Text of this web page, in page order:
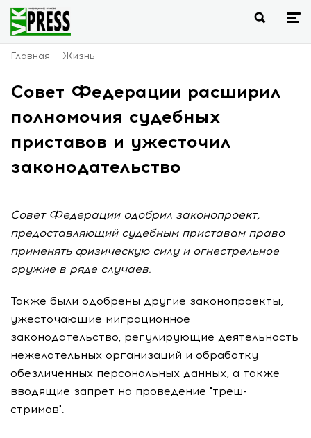
Главная Жизнь
Совет Федерации расширил
полномочия судебных
приставов и ужесточил
законодательство
Совет Федерации одобрил законопроект,
предоставляющий судебным приставам право
применять физическую силу и огнестрельное
оружие в ряде случаев.
Также были одобрены другие законопроекты,
ужесточающие миграционное
законодательство, регулирующие деятельность
нежелательных организаций и обработку
обезличенных персональных данных, а также
вводящие запрет на проведение "треш-
стримов".